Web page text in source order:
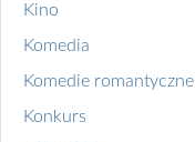
Kino
Komedia
Komedie romantyczne
Konkurs